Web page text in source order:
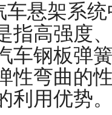
车悬架系
指高强度
车钢板弹
性弯曲的
利用优势